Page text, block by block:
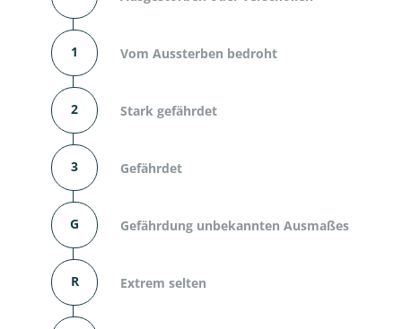
1 Vom Aussterben bedroht
2 Stark gefährdet
3 Gefährdet
G Gefährdung unbekannten Ausmaßes
R Extrem selten